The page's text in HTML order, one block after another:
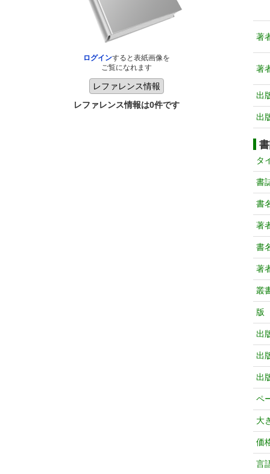
ログインすると表紙画像を
ご覧になれます
レファレンス情報は0件です
著
著
出
出
タ
書
書
著
書
著
叢
版
出
出
出
ペ
大
価
言